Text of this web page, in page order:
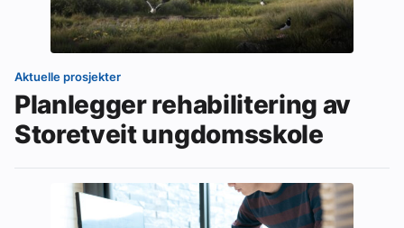
Aktuelle prosjekter
Planlegger rehabilitering av
Storetveit ungdomsskole